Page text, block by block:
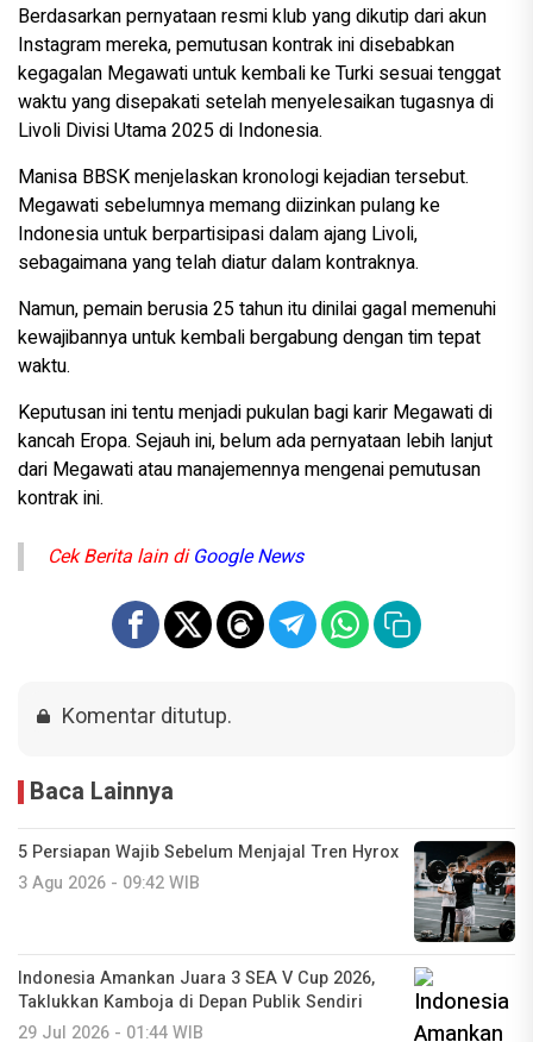
Berdasarkan pernyataan resmi klub yang dikutip dari akun
Instagram mereka, pemutusan kontrak ini disebabkan
kegagalan Megawati untuk kembali ke Turki sesuai tenggat
waktu yang disepakati setelah menyelesaikan tugasnya di
Livoli Divisi Utama 2025 di Indonesia.
Manisa BBSK menjelaskan kronologi kejadian tersebut.
Megawati sebelumnya memang diizinkan pulang ke
Indonesia untuk berpartisipasi dalam ajang Livoli,
sebagaimana yang telah diatur dalam kontraknya.
Namun, pemain berusia 25 tahun itu dinilai gagal memenuhi
kewajibannya untuk kembali bergabung dengan tim tepat
waktu.
Keputusan ini tentu menjadi pukulan bagi karir Megawati di
kancah Eropa. Sejauh ini, belum ada pernyataan lebih lanjut
dari Megawati atau manajemennya mengenai pemutusan
kontrak ini.
Cek Berita lain di Google News
Komentar ditutup.
Baca Lainnya
5 Persiapan Wajib Sebelum Menjajal Tren Hyrox
3 Agu 2026 - 09:42 WIB
Indonesia Amankan Juara 3 SEA V Cup 2026,
Taklukkan Kamboja di Depan Publik Sendiri
29 Jul 2026 - 01:44 WIB